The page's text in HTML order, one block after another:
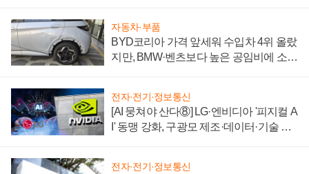
자동차·부품
BYD코리아 가격 앞세워 수입차 4위 올랐
지만, BMW·벤츠보다 높은 공임비에 소비
전자·전기·정보통신
[AI 뭉쳐야 산다⑧] LG·엔비디아 '피지컬 A
I' 동맹 강화, 구광모 제조·데이터·기술 결
전자·전기·정보통신